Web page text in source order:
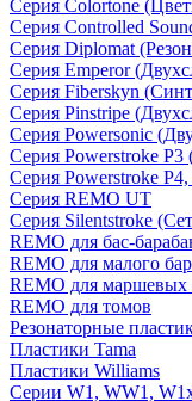
Серия Colortone
Серия Controlled
Серия Diplomat
Серия Emperor
Серия Fiberskyn
Серия Pinstripe
Серия Powersonic
Серия Powerstroke
Серия Powerstroke
Серия REMO UT
Серия Silentstroke
REMO для бас-
REMO для малого
REMO для маршевых
REMO для томов
Резонаторные
Пластики Tama
Пластики Williams
Серии W1, WW1,